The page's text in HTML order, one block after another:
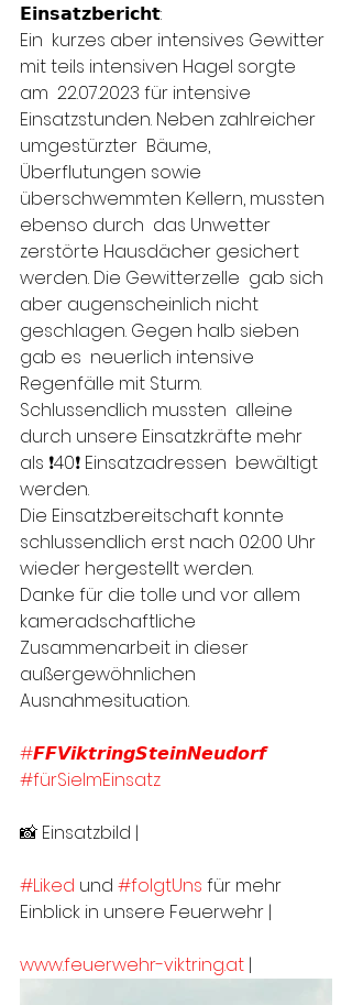
𝗘𝗶𝗻𝘀𝗮𝘁𝘇𝗯𝗲𝗿𝗶𝗰𝗵𝘁:
Ein  kurzes aber intensives Gewitter
mit teils intensiven Hagel sorgte
am  22.07.2023 für intensive
Einsatzstunden. Neben zahlreicher
umgestürzter  Bäume,
Überflutungen sowie
überschwemmten Kellern, mussten
ebenso durch  das Unwetter
zerstörte Hausdächer gesichert
werden. Die Gewitterzelle  gab sich
aber augenscheinlich nicht
geschlagen. Gegen halb sieben
gab es  neuerlich intensive
Regenfälle mit Sturm.
Schlussendlich mussten  alleine
durch unsere Einsatzkräfte mehr
als ❗️40❗️ Einsatzadressen  bewältigt
werden.
Die Einsatzbereitschaft konnte
schlussendlich erst nach 02:00 Uhr
wieder hergestellt werden.
Danke für die tolle und vor allem
kameradschaftliche
Zusammenarbeit in dieser
außergewöhnlichen
Ausnahmesituation.
#𝙁𝙁𝙑𝙞𝙠𝙩𝙧𝙞𝙣𝙜𝙎𝙩𝙚𝙞𝙣𝙉𝙚𝙪𝙙𝙤𝙧𝙛
#fürSieImEinsatz
📸 Einsatzbild |
#Liked und #folgtUns für mehr
Einblick in unsere Feuerwehr |
www.feuerwehr-viktring.at |